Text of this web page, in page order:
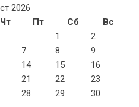
2026
Чт Пт Сб
Вс
1
2
7 8
9
14 15
16
21 22
23
28 29
30